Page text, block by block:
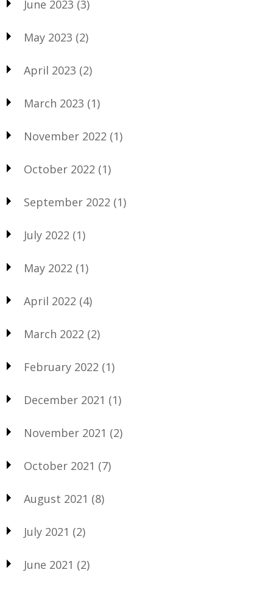
June 2023 (3)
May 2023 (2)
April 2023 (2)
March 2023 (1)
November 2022 (1)
October 2022 (1)
September 2022 (1)
July 2022 (1)
May 2022 (1)
April 2022 (4)
March 2022 (2)
February 2022 (1)
December 2021 (1)
November 2021 (2)
October 2021 (7)
August 2021 (8)
July 2021 (2)
June 2021 (2)